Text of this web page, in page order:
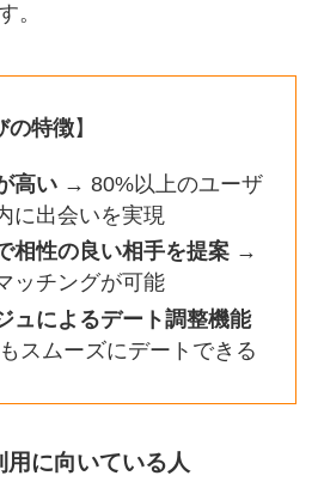
。
の特徴】
高い → 80%以上のユーザ
に出会いを実現
相性の良い相手を提案 →
ッチングが可能
ュによるデート調整機能
スムーズにデートできる
に向いている人